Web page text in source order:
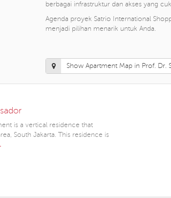
berbagai infrastruktur dan akses yang
Agenda proyek Satrio International
menjadi pilihan menarik untuk Anda.
Show Apartment Map in Prof. Dr.
is a vertical residence that
South Jakarta. This residence is